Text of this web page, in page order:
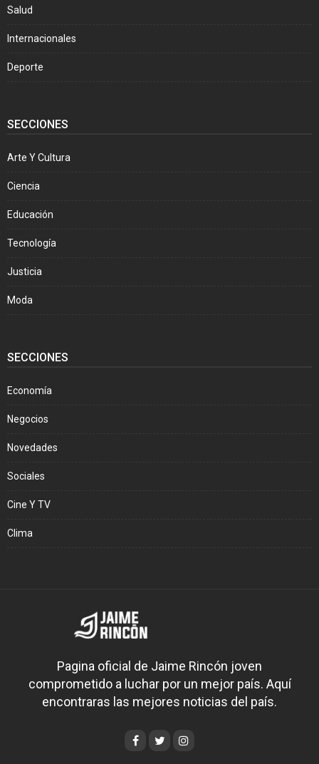
Salud
Internacionales
Deporte
SECCIONES
Arte Y Cultura
Ciencia
Educación
Tecnología
Justicia
Moda
SECCIONES
Economía
Negocios
Novedades
Sociales
Cine Y TV
Clima
Pagina oficial de Jaime Rincón joven
comprometido a luchar por un mejor país. Aquí
encontraras las mejores noticias del país.